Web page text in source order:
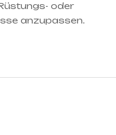
oder
anzupassen.